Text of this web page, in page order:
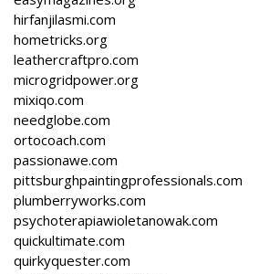
hirfanjilasmi.com
hometricks.org
leathercraftpro.com
microgridpower.org
mixiqo.com
needglobe.com
ortocoach.com
passionawe.com
pittsburghpaintingprofessionals.com
plumberryworks.com
psychoterapiawioletanowak.com
quickultimate.com
quirkyquester.com